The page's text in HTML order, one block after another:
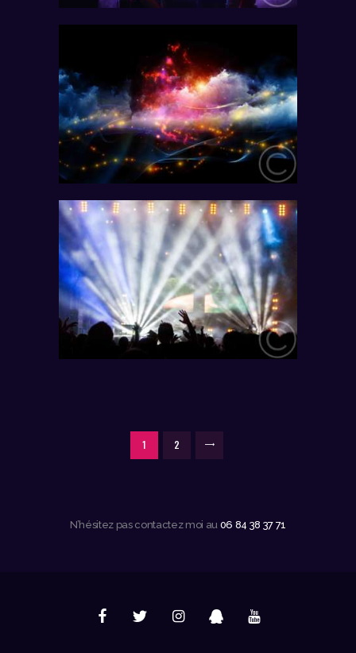
PAGINATION
PAGE
1 PAGE
2
N’hésitez pas contactez moi au 06 84 38 37 71